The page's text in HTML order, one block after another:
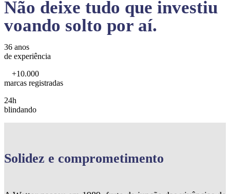
Não deixe tudo que investiu
voando solto por aí.
36 anos
de experiência
+10.000
marcas registradas
24h
blindando
Solidez e comprometimento